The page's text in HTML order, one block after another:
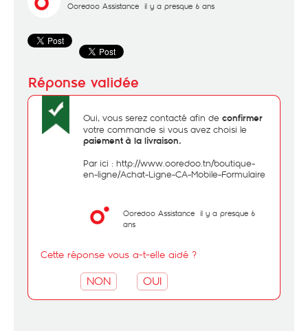
Ooredoo Assistance il y a presque 6 ans
Oui, vous serez contacté afin de confirmer
votre commande si vous avez choisi le
paiement à la livraison.
Par ici : http://www.ooredoo.tn/boutique-
en-ligne/Achat-Ligne-CA-Mobile-Formulaire
Ooredoo Assistance il y a presque 6
ans
Cette réponse vous a-t-elle aidé ?
NON OUI